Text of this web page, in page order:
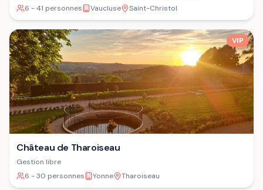
6 - 41 personnes
Vaucluse Saint-Christol
VIP
Château de Tharoiseau
Gestion libre
6 - 30 personnes
Yonne Tharoiseau